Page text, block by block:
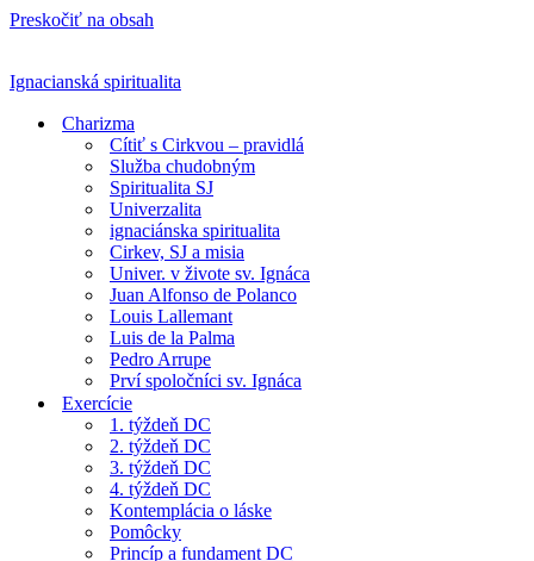
Preskočiť na obsah
Ignacianská spiritualita
Charizma
Cítiť s Cirkvou – pravidlá
Služba chudobným
Spiritualita SJ
Univerzalita
ignaciánska spiritualita
Cirkev, SJ a misia
Univer. v živote sv. Ignáca
Juan Alfonso de Polanco
Louis Lallemant
Luis de la Palma
Pedro Arrupe
Prví spoločníci sv. Ignáca
Exercície
1. týždeň DC
2. týždeň DC
3. týždeň DC
4. týždeň DC
Kontemplácia o láske
Pomôcky
Princíp a fundament DC